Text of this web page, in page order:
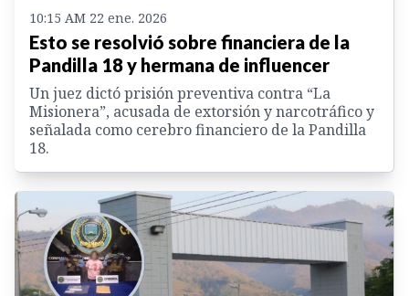
10:15 AM 22 ene. 2026
Esto se resolvió sobre financiera de la
Pandilla 18 y hermana de influencer
Un juez dictó prisión preventiva contra “La
Misionera”, acusada de extorsión y narcotráfico y
señalada como cerebro financiero de la Pandilla
18.